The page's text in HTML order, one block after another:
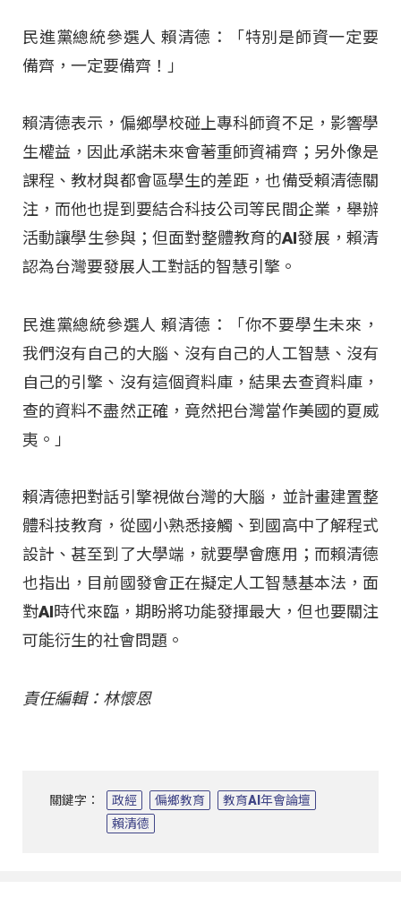
民進黨總統參選人 賴清德：「特別是師資一定要
備齊，一定要備齊！」
賴清德表示，偏鄉學校碰上專科師資不足，影響學
生權益，因此承諾未來會著重師資補齊；另外像是
課程、教材與都會區學生的差距，也備受賴清德關
注，而他也提到要結合科技公司等民間企業，舉辦
活動讓學生參與；但面對整體教育的AI發展，賴清
認為台灣要發展人工對話的智慧引擎。
民進黨總統參選人 賴清德：「你不要學生未來，
我們沒有自己的大腦、沒有自己的人工智慧、沒有
自己的引擎、沒有這個資料庫，結果去查資料庫，
查的資料不盡然正確，竟然把台灣當作美國的夏威
夷。」
賴清德把對話引擎視做台灣的大腦，並計畫建置整
體科技教育，從國小熟悉接觸、到國高中了解程式
設計、甚至到了大學端，就要學會應用；而賴清德
也指出，目前國發會正在擬定人工智慧基本法，面
對AI時代來臨，期盼將功能發揮最大，但也要關注
可能衍生的社會問題。
責任編輯：林懷恩
關鍵字： 政經 偏鄉教育
教育AI年會論壇
賴清德